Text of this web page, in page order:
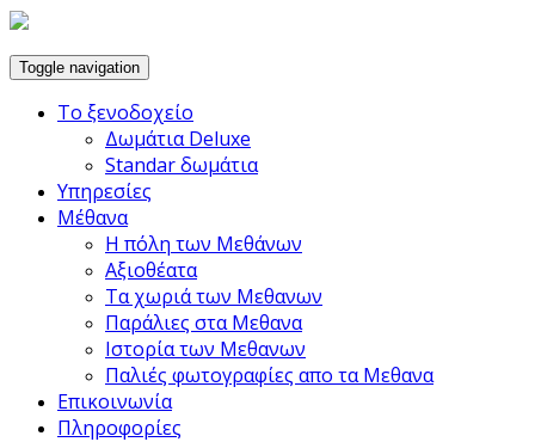
Toggle navigation
Το ξενοδοχείο
Δωμάτια Deluxe
Standar δωμάτια
Υπηρεσίες
Μέθανα
Η πόλη των Μεθάνων
Αξιοθέατα
Τα χωριά των Μεθανων
Παράλιες στα Μεθανα
Ιστορία των Μεθανων
Παλιές φωτογραφίες απο τα Μεθανα
Επικοινωνία
Πληροφορίες